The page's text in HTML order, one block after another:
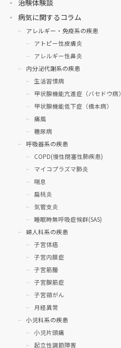
治験体験談
病気に関するコラム
アレルギー・免疫系の疾患
アトピー性皮膚炎
アレルギー性鼻炎
内分泌代謝系の疾患
生活習慣病
甲状腺機能亢進症（バセドウ病）
甲状腺機能低下症（橋本病）
痛風
糖尿病
呼吸器系の疾患
COPD(慢性閉塞性肺疾患)
マイコプラズマ肺炎
喘息
扁桃炎
気管支炎
睡眠時無呼吸症候群(SAS)
婦人科系の疾患
子宮体癌
子宮内膜症
子宮筋腫
子宮腺筋症
子宮頸がん
月経異常
小児科系の疾患
小児片頭痛
起立性調節障害